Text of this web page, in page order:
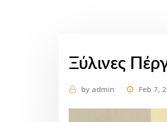
Ξύλινες
by admin Feb 7,